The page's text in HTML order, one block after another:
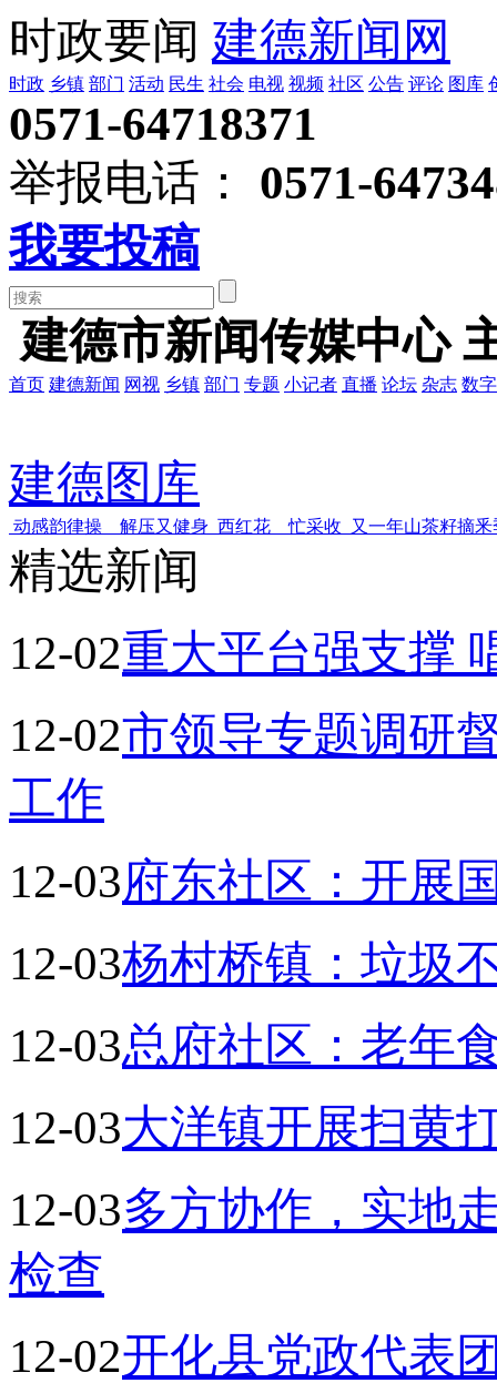
时政要闻 建德新闻网
时政 乡镇 部门 活动 民生 社会 电视 视频 社区 公告 评论 图库
0571-64718371
举报电话：
0571-
我要投稿
建德市新闻传媒中心
首页 建德新闻 网视 乡镇 部门 专题 小记者 直播 论坛 杂志 数
建德图库
动感韵律操 解压又健身 西红花 忙采收 又一年山茶籽摘釆
精选新闻
12-02重大平台强支撑
12-02市领导专题调研
工作
12-03府东社区：开展
12-03杨村桥镇：垃圾
12-03总府社区：老年
12-03大洋镇开展扫黄
12-03多方协作，实地
检查
12-02开化县党政代表